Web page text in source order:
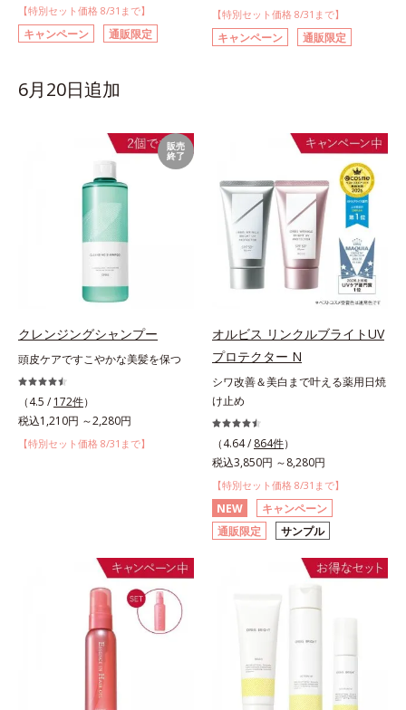
【特別セット価格 8/31まで】
キャンペーン 通販限定
【特別セット価格 8/31まで】
キャンペーン 通販限定
6月20日追加
販売
終了
クレンジングシャンプー
頭皮ケアですこやかな美髪を保つ
（4.5 / 172件）
税込1,210円 ～2,280円
【特別セット価格 8/31まで】
オルビス リンクルブライトUV
プロテクター N
シワ改善＆美白まで叶える薬用日焼
け止め
（4.64 / 864件）
税込3,850円 ～8,280円
【特別セット価格 8/31まで】
NEW
キャンペーン
通販限定
サンプル